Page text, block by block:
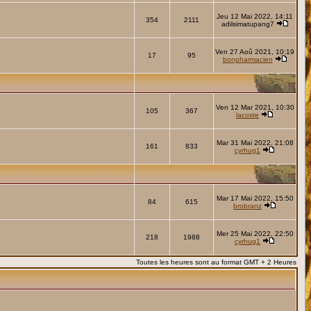
354 2111
Jeu 12 Mai 2022, 14:11
adilsimatupang7
17 95
Ven 27 Aoû 2021, 10:19
bonpharmacien
105 367
Ven 12 Mar 2021, 10:30
lacoste
161 833
Mar 31 Mai 2022, 21:08
cyrhug1
84 615
Mar 17 Mai 2022, 15:50
brobranz
218 1988
Mer 25 Mai 2022, 22:50
cyrhug1
Toutes les heures sont au format GMT + 2 Heures